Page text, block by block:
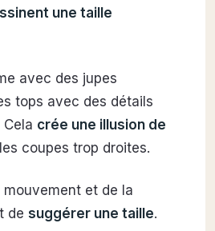
une taille
avec des jupes
tops avec des détails
crée une illusion de
coupes trop droites.
et de la
de suggérer une taille.